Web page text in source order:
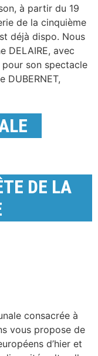
à partir du 19
de la cinquième
déjà dispo. Nous
DELAIRE, avec
son spectacle
DUBERNET,
DE LA
consacrée à
vous propose de
d’hier et